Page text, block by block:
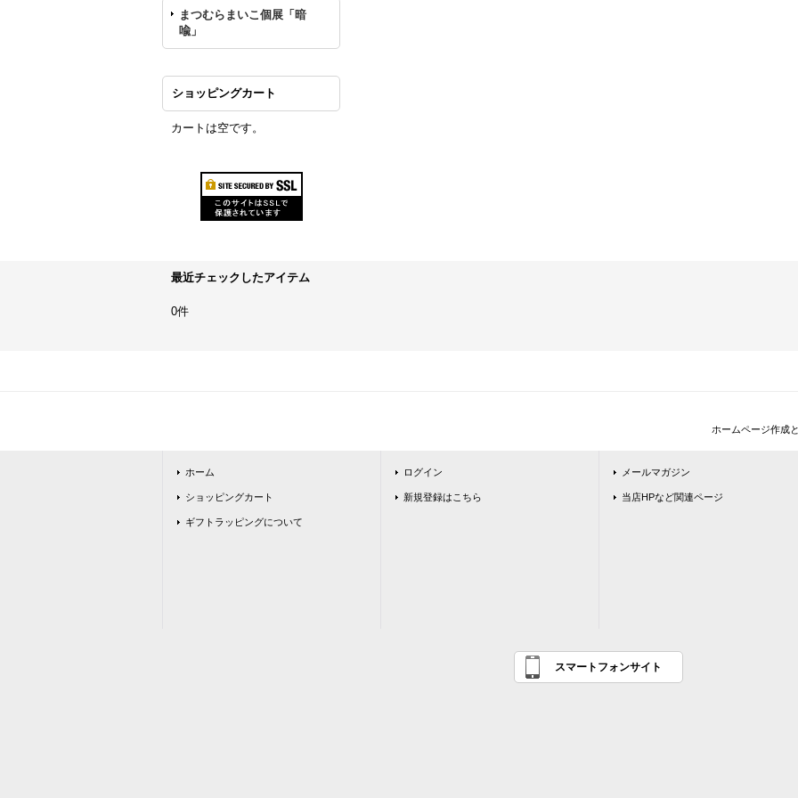
まつむらまいこ個展「暗
喩」
ショッピングカート
カートは空です。
最近チェックしたアイテム
0件
ホームページ作成
ホーム
ショッピングカート
ギフトラッピングについて
ログイン
新規登録はこちら
メールマガジン
当店HPなど関連ページ
スマートフォンサイト